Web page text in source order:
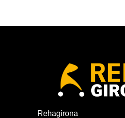
Rehagirona